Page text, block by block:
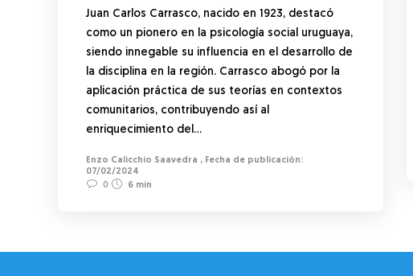
Juan Carlos Carrasco, nacido en 1923, destacó
como un pionero en la psicología social uruguaya,
siendo innegable su influencia en el desarrollo de
la disciplina en la región. Carrasco abogó por la
aplicación práctica de sus teorías en contextos
comunitarios, contribuyendo así al
enriquecimiento del…
Enzo Calicchio Saavedra ,
07/02/2024
0
6 min